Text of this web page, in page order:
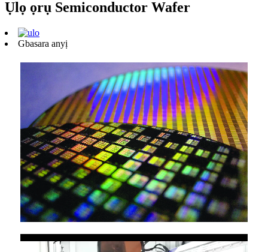
Ụlọ ọrụ Semiconductor Wafer
Gbasara anyị